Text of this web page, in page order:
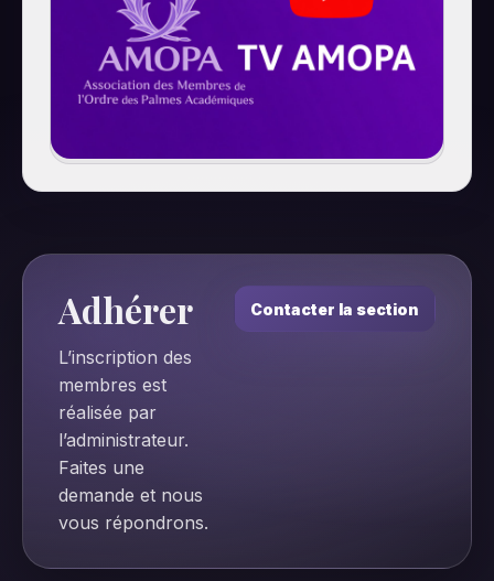
Adhérer
L’inscription des
membres est
réalisée par
l’administrateur.
Faites une
demande et nous
vous répondrons.
Contacter la section